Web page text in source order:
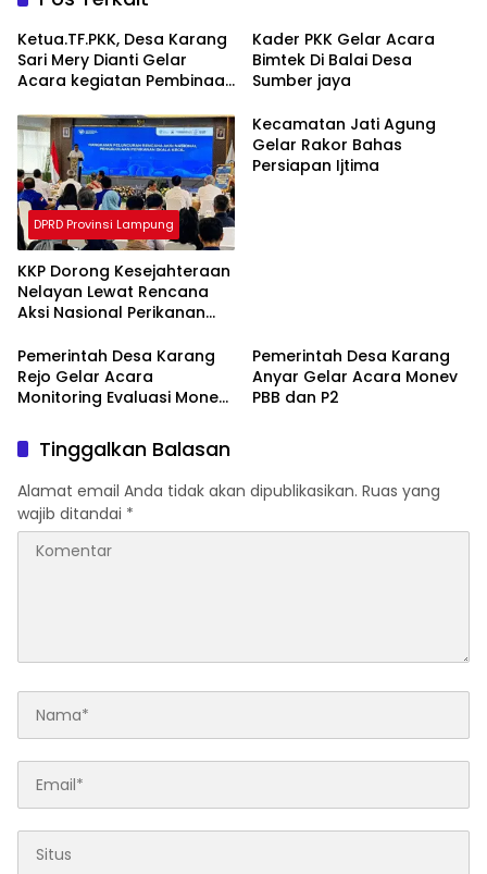
Ketua.TF.PKK, Desa Karang
Sari Mery Dianti Gelar
Acara kegiatan Pembinaan
Anggota Kader PKK
Kader PKK Gelar Acara
Bimtek Di Balai Desa
Sumber jaya
DPRD Provinsi Lampung
KKP Dorong Kesejahteraan
Nelayan Lewat Rencana
Aksi Nasional Perikanan
Kecamatan Jati Agung
Gelar Rakor Bahas
Persiapan Ijtima
Pemerintah Desa Karang
Rejo Gelar Acara
Monitoring Evaluasi Monev
Pemerintah Desa Karang
Anyar Gelar Acara Monev
PBB dan P2
Tinggalkan Balasan
Alamat email Anda tidak akan dipublikasikan. Ruas yang
wajib ditandai *